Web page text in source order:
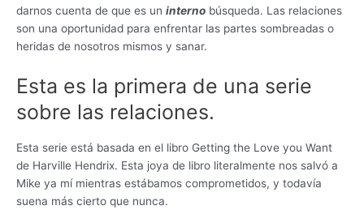
darnos cuenta de que es un interno búsqueda. Las relaciones
son una oportunidad para enfrentar las partes sombreadas o
heridas de nosotros mismos y sanar.
Esta es la primera de una serie
sobre las relaciones.
Esta serie está basada en el libro Getting the Love you Want
de Harville Hendrix. Esta joya de libro literalmente nos salvó a
Mike ya mí mientras estábamos comprometidos, y todavía
suena más cierto que nunca.